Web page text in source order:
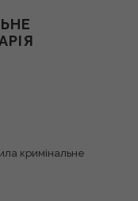
кримінальне